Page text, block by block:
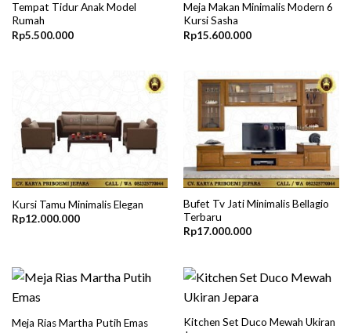
Tempat Tidur Anak Model
Rumah
Rp5.500.000
Meja Makan Minimalis Modern 6
Kursi Sasha
Rp15.600.000
Kursi Tamu Minimalis Elegan
Rp12.000.000
Bufet Tv Jati Minimalis Bellagio
Terbaru
Rp17.000.000
Meja Rias Martha Putih Emas
Kitchen Set Duco Mewah Ukiran